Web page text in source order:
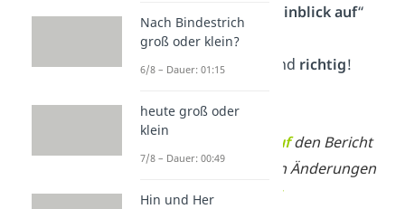
im Hinblick auf“
verwenden.Beide
Formulierungen sind richtig!
Beispiele:
Im Hinblick auf den Bericht
sollten wir noch Änderungen
vornehmen.“
✓
Nach Bindestrich
groß oder klein?
6/8 – Dauer: 01:15
heute groß oder
klein
7/8 – Dauer: 00:49
Hin und Her